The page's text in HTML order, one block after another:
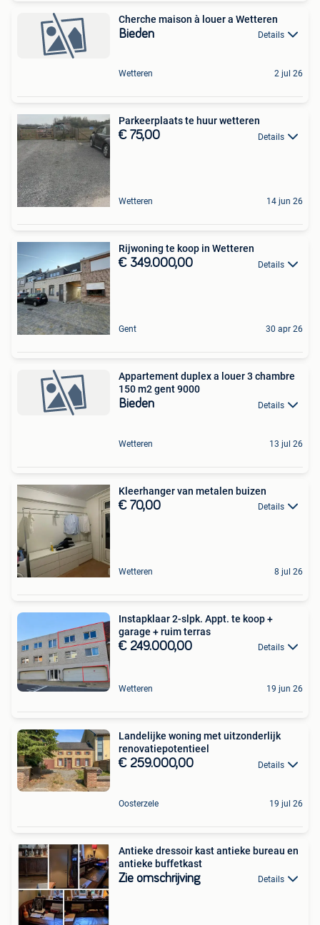
Cherche maison à louer a Wetteren
Bieden Details
Wetteren 2 jul 26
Parkeerplaats te huur wetteren
€ 75,00 Details
Wetteren 14 jun 26
Rijwoning te koop in Wetteren
€ 349.000,00 Details
Gent 30 apr 26
Appartement duplex a louer 3 chambre
150 m2 gent 9000
Bieden Details
Wetteren 13 jul 26
Kleerhanger van metalen buizen
€ 70,00 Details
Wetteren 8 jul 26
Instapklaar 2-slpk. Appt. te koop +
garage + ruim terras
€ 249.000,00 Details
Wetteren 19 jun 26
Landelijke woning met uitzonderlijk
renovatiepotentieel
€ 259.000,00 Details
Oosterzele 19 jul 26
Antieke dressoir kast antieke bureau en
antieke buffetkast
Zie omschrijving Details